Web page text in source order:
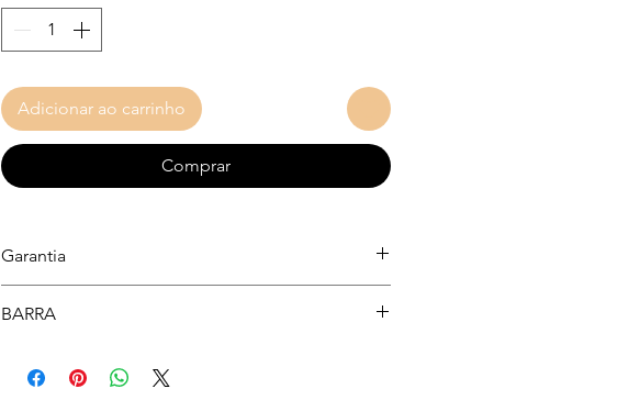
Adicionar ao carrinho
Comprar
Garantia
BARRA